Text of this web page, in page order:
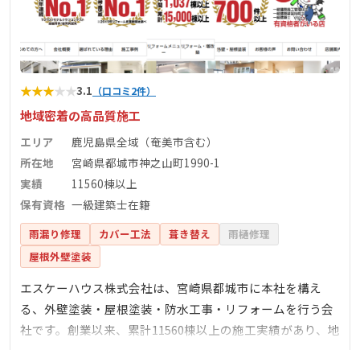
★★★★★3.1 （口コミ2件）
地域密着の高品質施工
エリア
鹿児島県全域（奄美市含む）
所在地
宮崎県都城市神之山町1990-1
実績
11560棟以上
保有資格 一級建築士在籍
雨漏り修理 カバー工法 葺き替え
雨樋修理
屋根外壁塗装
エスケーハウス株式会社は、宮崎県都城市に本社を構え
る、外壁塗装・屋根塗装・防水工事・リフォームを行う会
社です。創業以来、累計11560棟以上の施工実績があり、地